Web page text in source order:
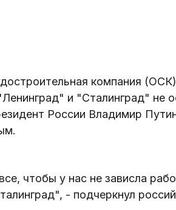
компания
и "Сталинград" не
России Владимир
чтобы у нас не зависла
- подчеркнул